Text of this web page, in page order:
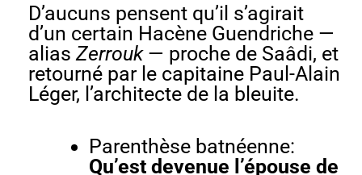
D’aucuns pensent qu’il s’agirait
d’un certain Hacène Guendriche —
alias Zerrouk— proche de Saâdi, et
retourné par le capitaine Paul-Alain
Léger, l’architecte de la bleuite.
Parenthèse batnéenne:
Qu’est devenue l’épouse de